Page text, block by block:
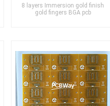
8 layers Immersion gold finish
gold fingers BGA pcb